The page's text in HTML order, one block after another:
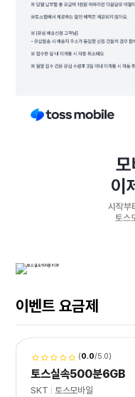
이벤트 요금제
(0.0/5.0)
토스실속500분6GB
SKT 토스모바일